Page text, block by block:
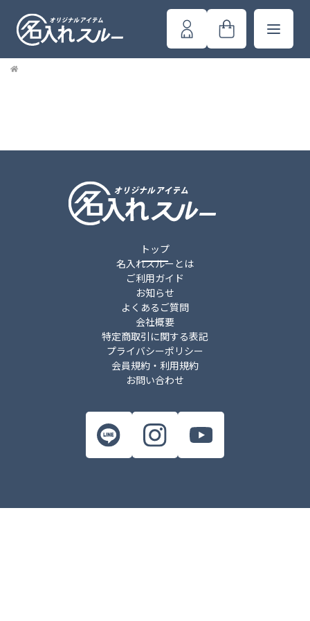
トップ
名入れスルーとは
ご利用ガイド
お知らせ
よくあるご質問
会社概要
特定商取引に関する表記
プライバシーポリシー
会員規約・利用規約
お問い合わせ